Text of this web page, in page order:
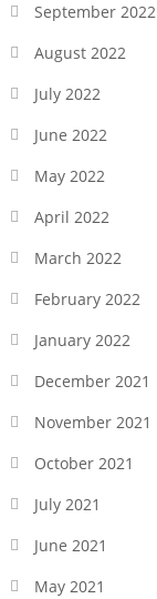
September 2022
August 2022
July 2022
June 2022
May 2022
April 2022
March 2022
February 2022
January 2022
December 2021
November 2021
October 2021
July 2021
June 2021
May 2021